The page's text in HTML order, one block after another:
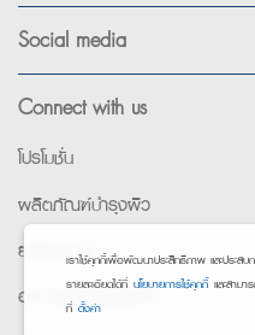
Social media
Connect with us
โปรโมชั่น
ผลิตภัณฑ์บำรุงผิว
ยาใช้เฉพาะที่
อาหารทางการแพทย์
เราใช้คุกกี้เพื่อพัฒนาประสิทธิภาพ และประ
รายละเอียดได้ที่ นโยบายการใช้คุกกี้ และสาม
ที่ ตั้งค่า